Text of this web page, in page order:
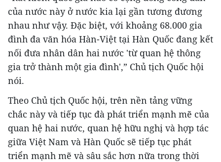
của nước này ở nước kia lại gần tương đương
nhau như vậy. Đặc biệt, với khoảng 68.000 gia
đình đa văn hóa Hàn-Việt tại Hàn Quốc đang kết
nối đưa nhân dân hai nước 'từ quan hệ thông
gia trở thành một gia đình',” Chủ tịch Quốc hội
nói.
Theo Chủ tịch Quốc hội, trên nền tảng vững
chắc này và tiếp tục đà phát triển mạnh mẽ của
quan hệ hai nước, quan hệ hữu nghị và hợp tác
giữa Việt Nam và Hàn Quốc sẽ tiếp tục phát
triển mạnh mẽ và sâu sắc hơn nữa trong thời